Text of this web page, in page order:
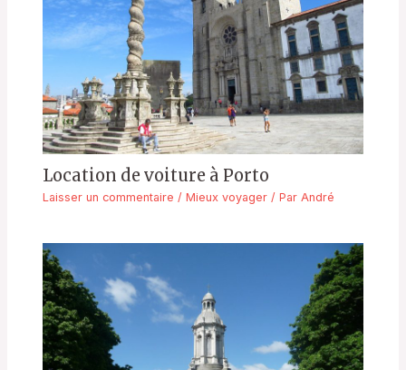
Location de voiture à Porto
Laisser un commentaire /Mieux voyager / ParAndré